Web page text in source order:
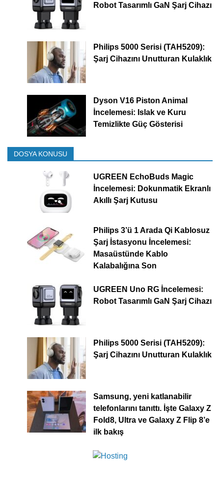
Robot Tasarımlı GaN Şarj Cihazı
Philips 5000 Serisi (TAH5209):
Şarj Cihazını Unutturan Kulaklık
Dyson V16 Piston Animal
İncelemesi: Islak ve Kuru
Temizlikte Güç Gösterisi
DOSYA KONUSU
UGREEN EchoBuds Magic
İncelemesi: Dokunmatik Ekranlı
Akıllı Şarj Kutusu
Philips 3’ü 1 Arada Qi Kablosuz
Şarj İstasyonu İncelemesi:
Masaüstünde Kablo
Kalabalığına Son
UGREEN Uno RG İncelemesi:
Robot Tasarımlı GaN Şarj Cihazı
Philips 5000 Serisi (TAH5209):
Şarj Cihazını Unutturan Kulaklık
Samsung, yeni katlanabilir
telefonlarını tanıttı. İşte Galaxy Z
Fold8, Ultra ve Galaxy Z Flip 8’e
ilk bakış